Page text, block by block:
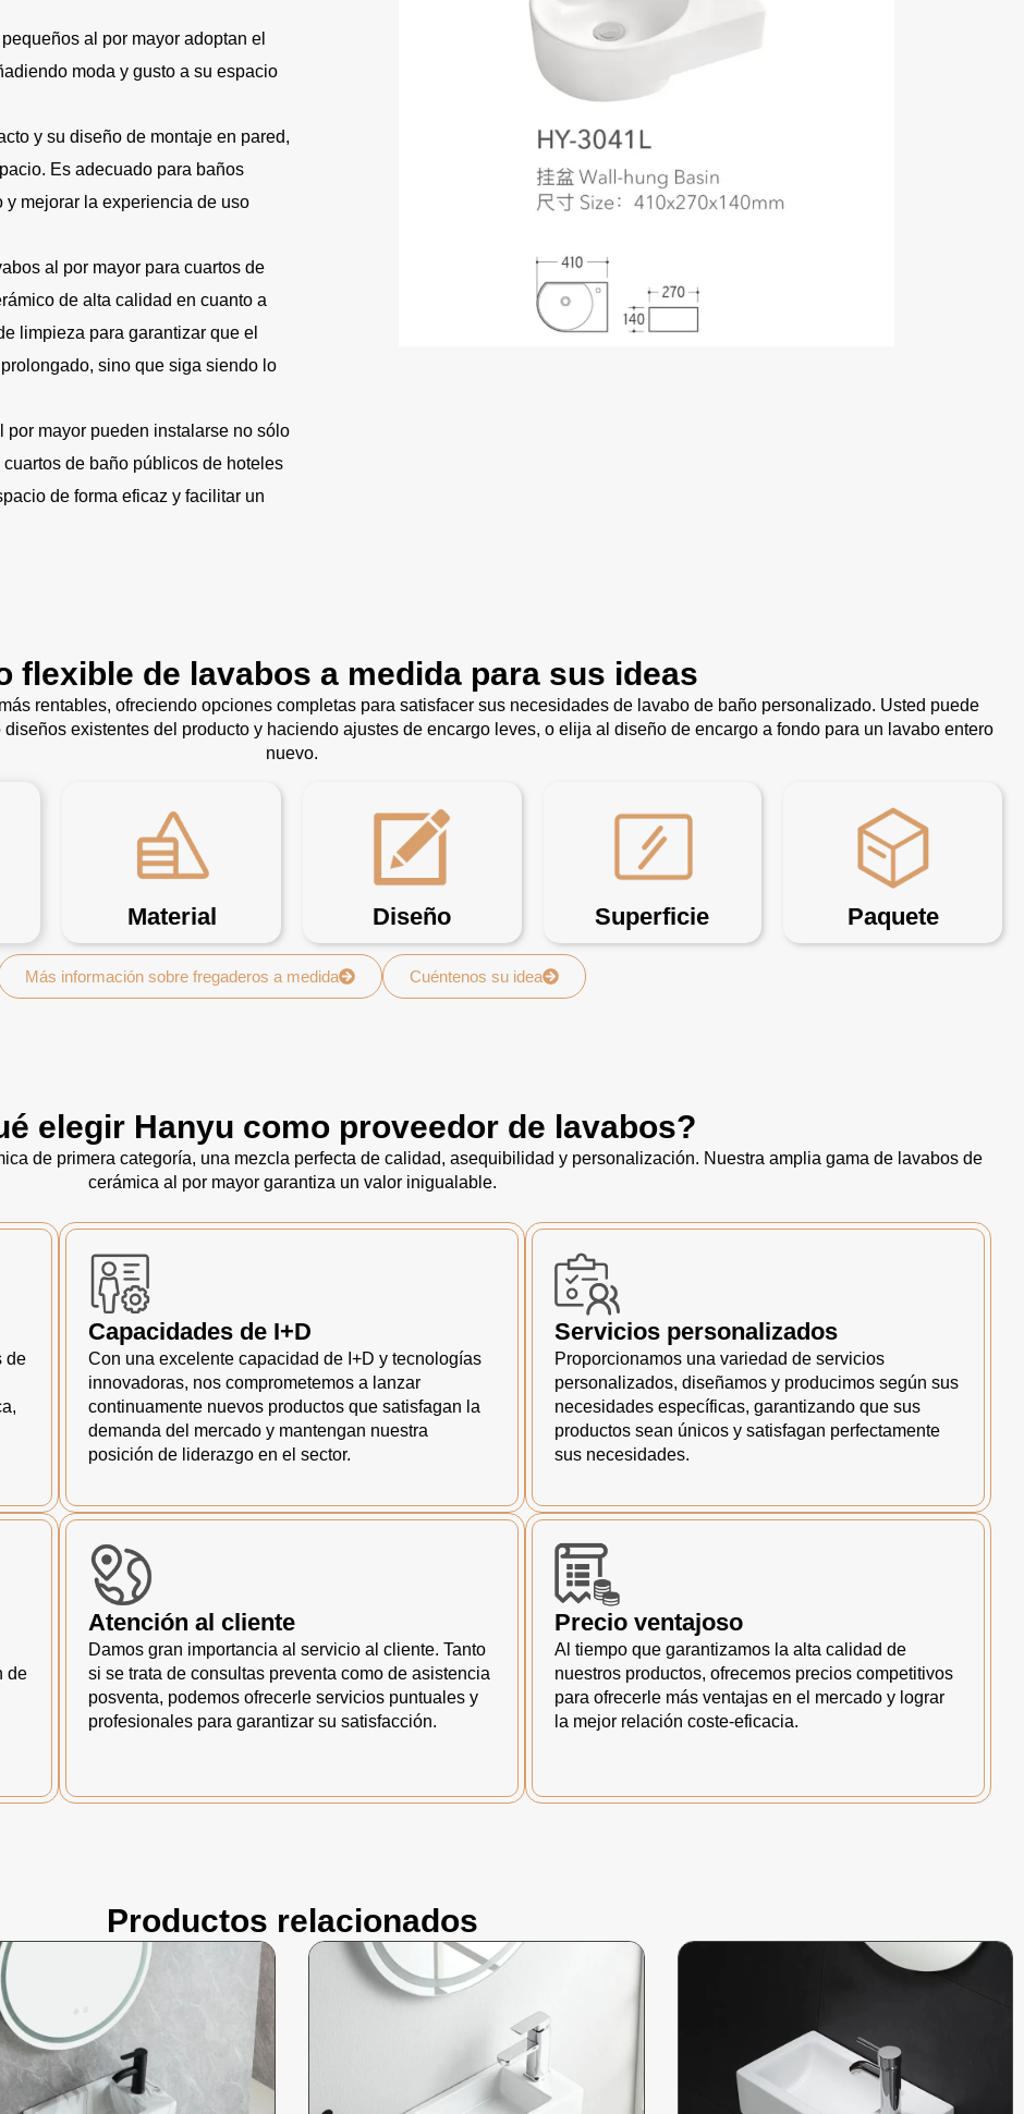
al por mayor adoptan el
moda y gusto a su espacio
y su diseño de montaje en pared,
Es adecuado para baños
mejorar la experiencia de uso
al por mayor para cuartos de
de alta calidad en cuanto a
limpieza para garantizar que el
sino que siga siendo lo
por mayor pueden instalarse no sólo
de baño públicos de hoteles
de forma eficaz y facilitar un
flexible de lavabos a medida para sus ideas
rentables, ofreciendo opciones completas para satisfacer sus necesidades de lavabo de baño personalizado. Usted puede
existentes del producto y haciendo ajustes de encargo leves, o elija al diseño de encargo a fondo para un lavabo entero
nuevo.
Material Diseño Superficie Paquete
Más información sobre fregaderos a medida Cuéntenos su idea
elegir Hanyu como proveedor de lavabos?
de primera categoría, una mezcla perfecta de calidad, asequibilidad y personalización. Nuestra amplia gama de lavabos de
cerámica al por mayor garantiza un valor inigualable.
de
Capacidades de I+D
Con una excelente capacidad de I+D y tecnologías
innovadoras, nos comprometemos a lanzar
continuamente nuevos productos que satisfagan la
demanda del mercado y mantengan nuestra
posición de liderazgo en el sector.
Servicios personalizados
Proporcionamos una variedad de servicios
personalizados, diseñamos y producimos según sus
necesidades específicas, garantizando que sus
productos sean únicos y satisfagan perfectamente
sus necesidades.
de
Atención al cliente
Damos gran importancia al servicio al cliente. Tanto
si se trata de consultas preventa como de asistencia
posventa, podemos ofrecerle servicios puntuales y
profesionales para garantizar su satisfacción.
Precio ventajoso
Al tiempo que garantizamos la alta calidad de
nuestros productos, ofrecemos precios competitivos
para ofrecerle más ventajas en el mercado y lograr
la mejor relación coste-eficacia.
Productos relacionados